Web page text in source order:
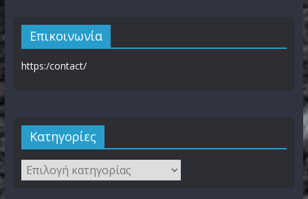
Επικοινωνία
https:/contact/
Kατηγορίες